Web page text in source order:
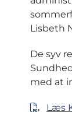
Lisbeth
De syv
med at
Læs